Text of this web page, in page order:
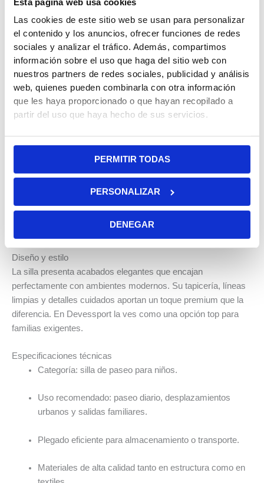
Las cookies de este sitio web se usan para personalizar
el contenido y los anuncios, ofrecer funciones de redes
sociales y analizar el tráfico. Además, compartimos
información sobre el uso que haga del sitio web con
nuestros partners de redes sociales, publicidad y análisis
web, quienes pueden combinarla con otra información
que les haya proporcionado o que hayan recopilado a
partir del uso que haya hecho de sus servicios.
PERMITIR TODAS
PERSONALIZAR
DENEGAR
confortable.
Materiales seleccionados que combinan funcionalidad
con estética cuidada.
Capota extensible
Arnés de 5 puntos
Reposapiés ajustable
Cinturón de seguridad desmontable
Plegado y desplegado asistido por gravedad
Versatilidad para la vida familiar
La Qplay Grav acompaña tanto el día a día urbano como las
su diseño inteligente, es ideal tanto para padres que buscan
facilidad de uso como para niños que disfrutan del paseo.
Diseño y estilo
La silla presenta acabados elegantes que encajan
perfectamente con ambientes modernos. Su tapicería, líneas
limpias y detalles cuidados aportan un toque premium que la
diferencia. En Devessport la ves como una opción top para
familias exigentes.
Especificaciones técnicas
Categoría: silla de paseo para niños.
Uso recomendado: paseo diario, desplazamientos
urbanos y salidas familiares.
Plegado eficiente para almacenamiento o transporte.
Materiales de alta calidad tanto en estructura como en